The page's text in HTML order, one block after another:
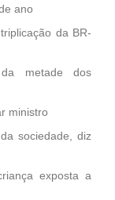
ano
da BR-
metade dos
ministro
sociedade, diz
exposta a